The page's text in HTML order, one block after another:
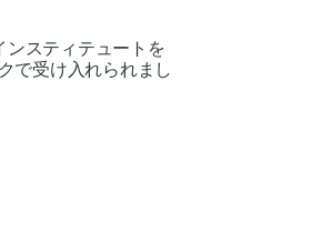
ンスティテュートを
で受け入れられまし